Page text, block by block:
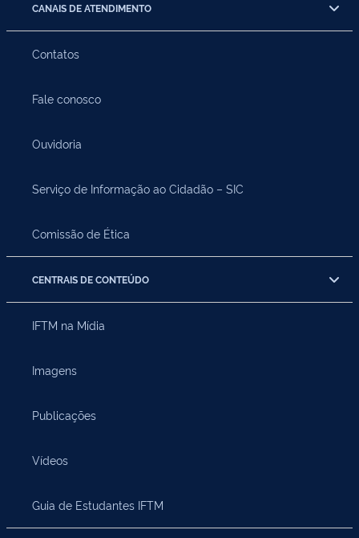
CANAIS DE ATENDIMENTO
Contatos
Fale conosco
Ouvidoria
Serviço de Informação ao Cidadão – SIC
Comissão de Ética
CENTRAIS DE CONTEÚDO
IFTM na Mídia
Imagens
Publicações
Vídeos
Guia de Estudantes IFTM